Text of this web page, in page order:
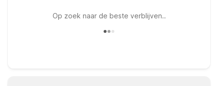
Op zoek naar de beste verblijven..